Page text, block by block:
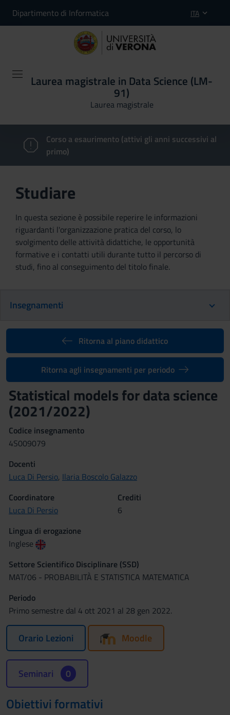
Dipartimento di Informatica ITA
Laurea magistrale in Data Science (LM-
91)
Laurea magistrale
Corso a esaurimento (attivi gli anni successivi al
primo)
Studiare
In questa sezione è possibile reperire le informazioni
riguardanti l'organizzazione pratica del corso, lo
svolgimento delle attività didattiche, le opportunità
formative e i contatti utili durante tutto il percorso di
studi, fino al conseguimento del titolo finale.
Insegnamenti
Ritorna al piano didattico
Ritorna agli insegnamenti per periodo
Statistical models for data science
(2021/2022)
Codice insegnamento
4S009079
Docenti
Luca Di Persio, Ilaria Boscolo Galazzo
Coordinatore
Luca Di Persio
Crediti
6
Lingua di erogazione
Inglese
Settore Scientifico Disciplinare (SSD)
MAT/06 - PROBABILITÀ E STATISTICA MATEMATICA
Periodo
Primo semestre dal 4 ott 2021 al 28 gen 2022.
Orario Lezioni Moodle
Seminari 0
Obiettivi formativi